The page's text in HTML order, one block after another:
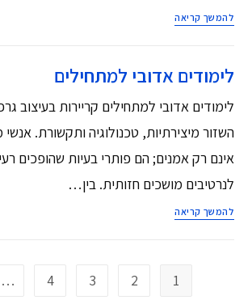
להמשך קריאה
לימודים אדובי למתחילים
לימודים אדובי למתחילים קריירות בעיצוב
השזור מיצירתיות, טכנולוגיה ותקשורת.
אינם רק אמנים; הם פותרי בעיות שהופכים
לנרטיבים מושכים חזותית. בין…
להמשך קריאה
1
2
3
4
…